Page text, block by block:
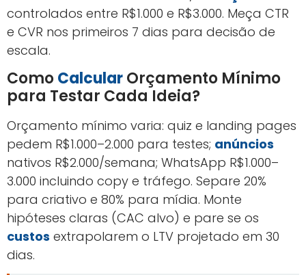
controlados entre R$1.000 e R$3.000. Meça CTR
e CVR nos primeiros 7 dias para decisão de
escala.
ComoCalcularOrçamento Mínimo
para Testar Cada Ideia?
Orçamento mínimo varia: quiz e landing pages
pedem R$1.000–2.000 para testes; anúncios
nativos R$2.000/semana; WhatsApp R$1.000–
3.000 incluindo copy e tráfego. Separe 20%
para criativo e 80% para mídia. Monte
hipóteses claras (CAC alvo) e pare se os
custos extrapolarem o LTV projetado em 30
dias.